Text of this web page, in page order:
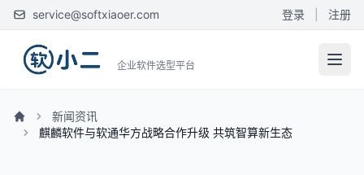
service@softxiaoer.com 登录 注册
企业软件选型平台
新闻资讯
麒麟软件与软通华方战略合作升级 共筑智算新生态